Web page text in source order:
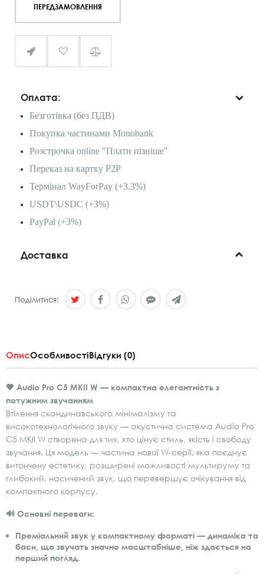
ПЕРЕДЗАМОВЛЕННЯ
Оплата:
Безготівка (без ПДВ)
Покупка частинами Monobank
Розстрочка online "Плати пізніше"
Переказ на картку P2P
Термінал WayForPay (+3.3%)
USDT\USDC (+3%)
PayPal (+3%)
Доставка
Поділитися:
ОписОсобливостіВідгуки (0)
🖤 Audio Pro C5 MKII W — компактна елегантність з
потужним звучанням
Втілення скандинавського мінімалізму та
високотехнологічного звуку — акустична система Audio Pro
C5 MKII W створена для тих, хто цінує стиль, якість і свободу
звучання. Ця модель — частина нової W-серії, яка поєднує
витончену естетику, розширені можливості мультируму та
глибокий, насичений звук, що перевершує очікування від
компактного корпусу.
🔊 Основні переваги:
Преміальний звук у компактному форматі — динаміка та
баси, що звучать значно масштабніше, ніж здається на
перший погляд.